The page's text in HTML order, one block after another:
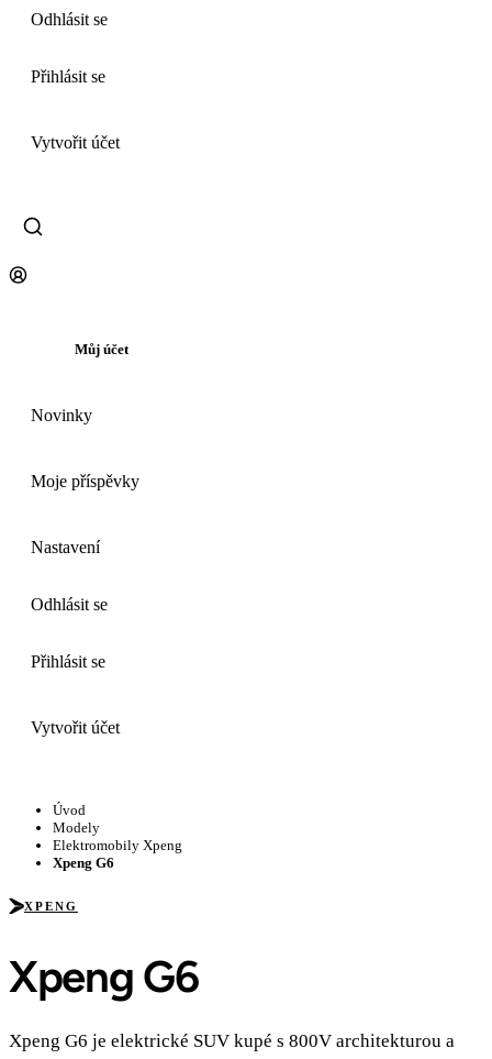
Odhlásit se
Přihlásit se
Vytvořit účet
Můj účet
Novinky
Moje příspěvky
Nastavení
Odhlásit se
Přihlásit se
Vytvořit účet
Úvod
Modely
Elektromobily Xpeng
Xpeng G6
XPENG
Xpeng G6
Xpeng G6 je elektrické SUV kupé s 800V architekturou a